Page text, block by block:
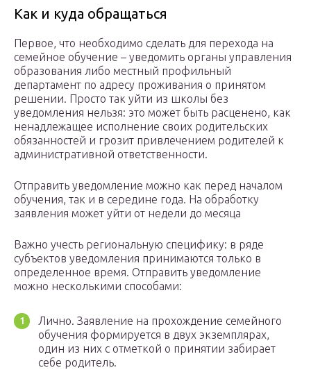
Как и куда обращаться
Первое, что необходимо сделать для перехода на
семейное обучение – уведомить органы управления
образования либо местный профильный
департамент по адресу проживания о принятом
решении. Просто так уйти из школы без
уведомления нельзя: это может быть расценено, как
ненадлежащее исполнение своих родительских
обязанностей и грозит привлечением родителей к
административной ответственности.
Отправить уведомление можно как перед началом
обучения, так и в середине года. На обработку
заявления может уйти от недели до месяца
Важно учесть региональную специфику: в ряде
субъектов уведомления принимаются только в
определенное время. Отправить уведомление
можно несколькими способами:
Лично. Заявление на прохождение семейного
обучения формируется в двух экземплярах,
один из них с отметкой о принятии забирает
себе родитель.